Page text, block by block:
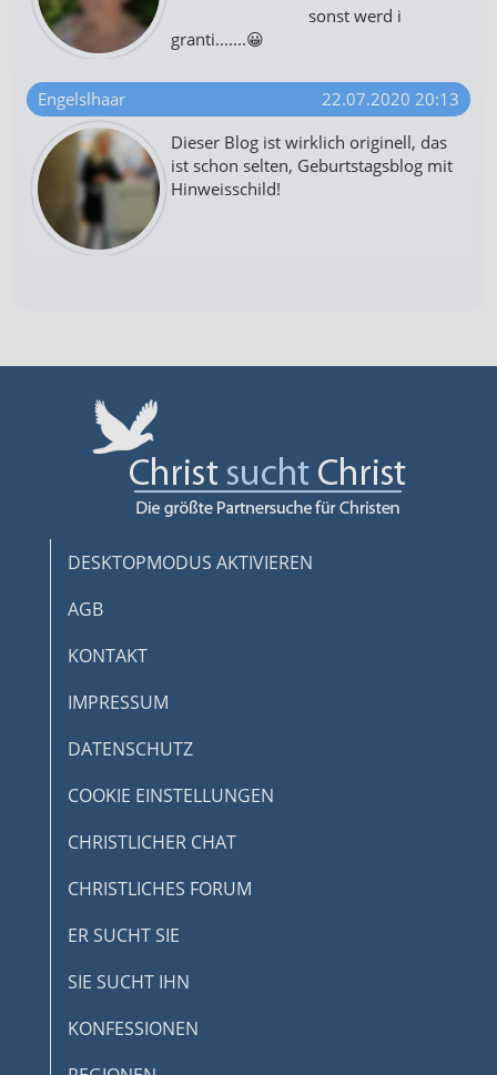
sonst werd i
granti.......😀
Engelslhaar
22.07.2020 20:13
Dieser Blog ist wirklich originell, das
ist schon selten, Geburtstagsblog mit
Hinweisschild!
DESKTOPMODUS AKTIVIEREN
AGB
KONTAKT
IMPRESSUM
DATENSCHUTZ
COOKIE EINSTELLUNGEN
CHRISTLICHER CHAT
CHRISTLICHES FORUM
ER SUCHT SIE
SIE SUCHT IHN
KONFESSIONEN